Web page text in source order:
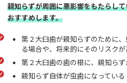
親知らずが周囲に悪影響をもたらし
おすすめします。
第２大臼歯が親知らずのために
る場合や、将来的にそのリスク
第２大臼歯の歯の根に、親知ら
親知らず自体が虫歯になっている